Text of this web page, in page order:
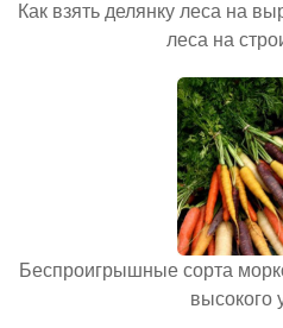
Как взять делянку леса на
леса на
Беспроигрышные сорта
высокого